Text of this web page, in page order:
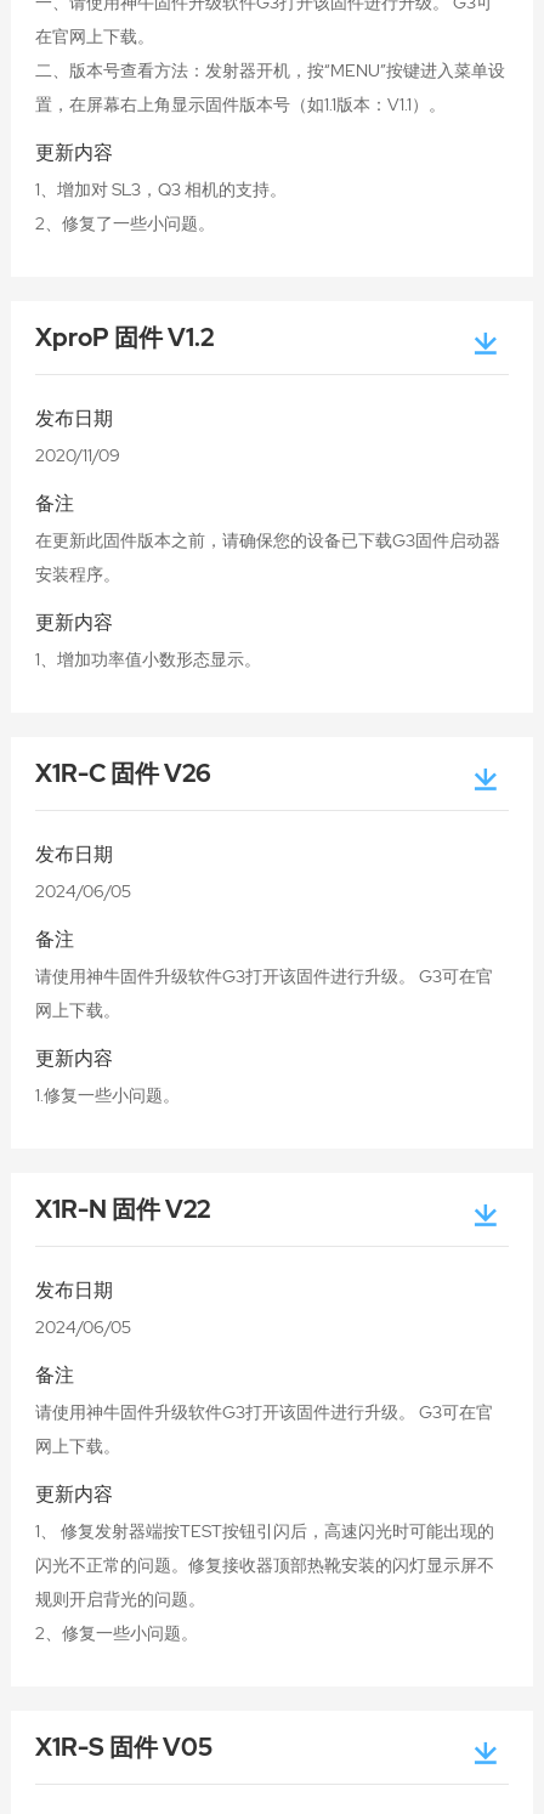
在官网上下载。
二、版本号查看方法：发射器开机，按“MENU”按键进入菜单设
置，在屏幕右上角显示固件版本号（如1.1版本：V1.1）。
更新内容
1、增加对 SL3，Q3 相机的支持。
2、修复了一些小问题。
XproP 固件 V1.2
发布日期
2020/11/09
备注
在更新此固件版本之前，请确保您的设备已下载G3固件启动器
安装程序。
更新内容
1、增加功率值小数形态显示。
X1R-C 固件 V26
发布日期
2024/06/05
备注
请使用神牛固件升级软件G3打开该固件进行升级。 G3可在官
网上下载。
更新内容
1.修复一些小问题。
X1R-N 固件 V22
发布日期
2024/06/05
备注
请使用神牛固件升级软件G3打开该固件进行升级。 G3可在官
网上下载。
更新内容
1、 修复发射器端按TEST按钮引闪后，高速闪光时可能出现的
闪光不正常的问题。修复接收器顶部热靴安装的闪灯显示屏不
规则开启背光的问题。
2、修复一些小问题。
X1R-S 固件 V05